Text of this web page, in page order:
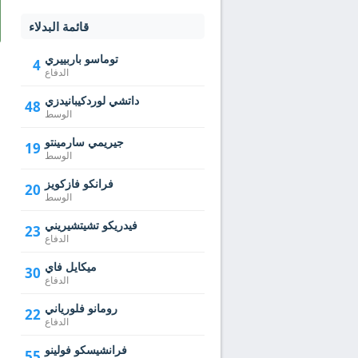
قائمة البدلاء
4 توماسو باربييري
الدفاع
48 داتشي لوردكيبانيدزي
الوسط
19 جيريمي سارمينتو
الوسط
20 فرانكو فازكويز
الوسط
23 فيدريكو تشيتشيريني
الدفاع
30 ميكايل فاي
الدفاع
22 رومانو فلورياني
الدفاع
فرانشيسكو فولينو